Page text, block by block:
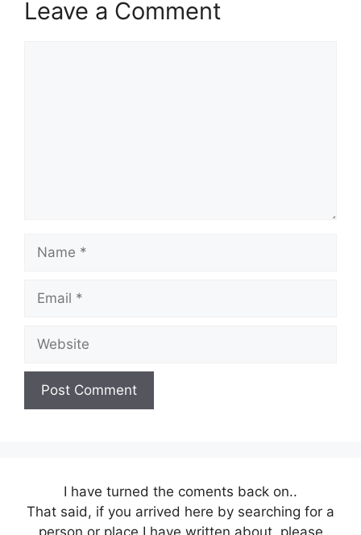
Leave a Comment
I have turned the coments back on..
That said, if you arrived here by searching for a
person or place I have written about, please